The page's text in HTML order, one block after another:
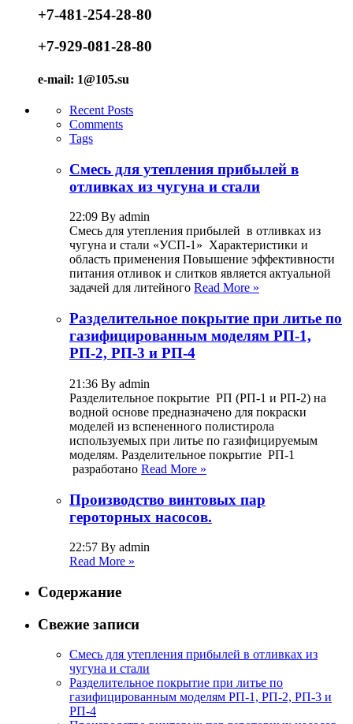
+7-481-254-28-80
+7-929-081-28-80
e-mail: 1@105.su
Recent Posts
Comments
Tags
Смесь для утепления прибылей в
отливках из чугуна и стали
22:09 By admin
Смесь для утепления прибылей в отливках из
чугуна и стали «УСП-1» Характеристики и
область применения Повышение эффективности
питания отливок и слитков является актуальной
задачей для литейного Read More »
Разделительное покрытие при литье по
газифицированным моделям РП-1,
РП-2, РП-3 и РП-4
21:36 By admin
Разделительное покрытие РП (РП-1 и РП-2) на
водной основе предназначено для покраски
моделей из вспененного полистирола
используемых при литье по газифицируемым
моделям. Разделительное покрытие РП-1
разработано Read More »
Производство винтовых пар
героторных насосов.
22:57 By admin
Read More »
Содержание
Свежие записи
Смесь для утепления прибылей в отливках из
чугуна и стали
Разделительное покрытие при литье по
газифицированным моделям РП-1, РП-2, РП-3 и
РП-4